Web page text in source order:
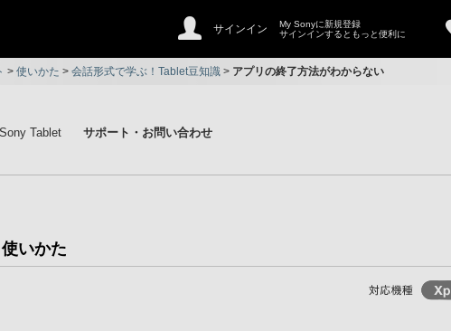
サインイン
My Sonyに新規登録
サインインするともっと便利に
> 使いかた > 会話形式で学ぶ！Tablet豆知識 > アプリの終了方法がわからない
Tablet サポート・お問い合わせ
使いかた